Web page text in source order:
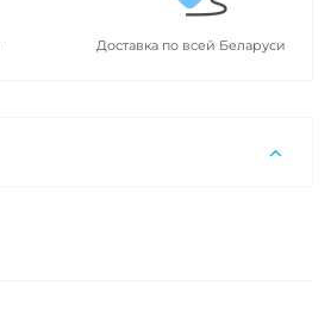
Доставка по всей Беларуси